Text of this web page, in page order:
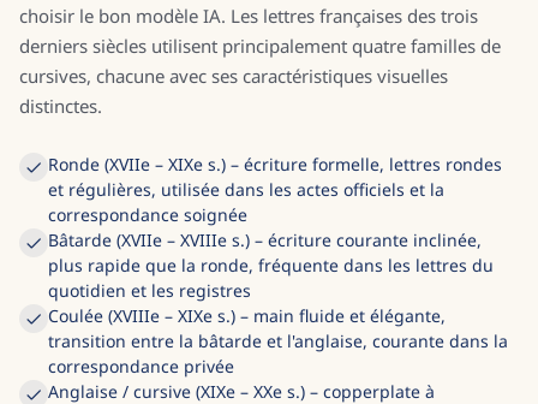
choisir le bon modèle IA. Les lettres françaises des trois
derniers siècles utilisent principalement quatre familles de
cursives, chacune avec ses caractéristiques visuelles
distinctes.
Ronde (XVIIe – XIXe s.) – écriture formelle, lettres rondes
et régulières, utilisée dans les actes officiels et la
correspondance soignée
Bâtarde (XVIIe – XVIIIe s.) – écriture courante inclinée,
plus rapide que la ronde, fréquente dans les lettres du
quotidien et les registres
Coulée (XVIIIe – XIXe s.) – main fluide et élégante,
transition entre la bâtarde et l'anglaise, courante dans la
correspondance privée
Anglaise / cursive (XIXe – XXe s.) – copperplate à